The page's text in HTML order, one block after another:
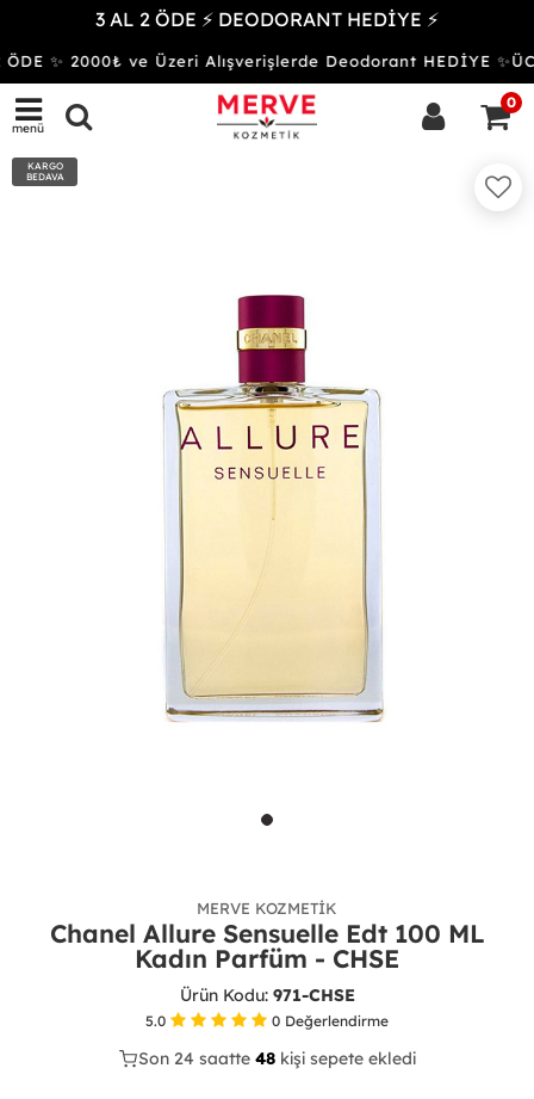
3 AL 2 ÖDE ⚡ DEODORANT HEDİYE ⚡
✨ 2000₺ ve Üzeri Alışverişlerde Deodorant HEDİYE
menü
0
KARGO
BEDAVA
MERVE KOZMETIK
Chanel Allure Sensuelle Edt 100 ML
Kadın Parfüm - CHSE
Ürün Kodu: 971-CHSE
5.0 0 Değerlendirme
31
Son 24 saatte 48kişi sepete ekledi
17